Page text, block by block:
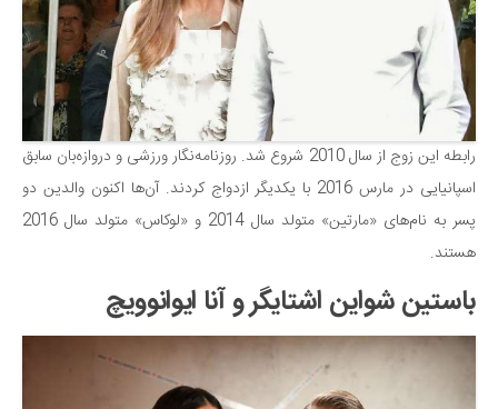
رابطه این زوج از سال 2010 شروع شد. روزنامه‌نگار ورزشی و دروازه‌بان سابق
اسپانیایی در مارس 2016 با یکدیگر ازدواج کردند. آن‌ها اکنون والدین دو
پسر به نام‌های «مارتین» متولد سال 2014 و «لوکاس» متولد سال 2016
هستند.
باستین شواین اشتایگر و آنا ایوانوویچ